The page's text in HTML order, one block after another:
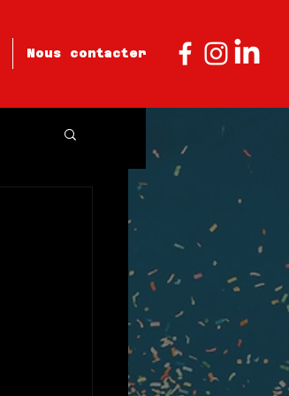
Nous contacter